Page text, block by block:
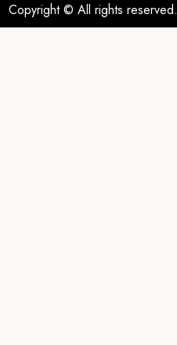
Copyright © All rights reserved.